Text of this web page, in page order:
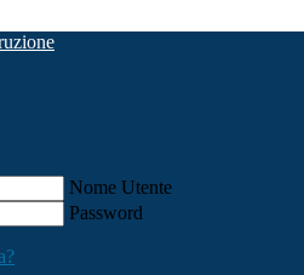
Nome Utente
Password